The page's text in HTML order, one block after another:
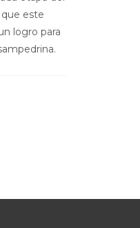
este
logro para